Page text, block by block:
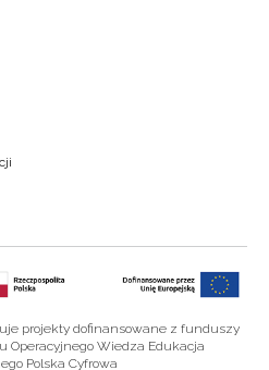
projekty dofinansowane z funduszy
Operacyjnego Wiedza Edukacja
Polska Cyfrowa